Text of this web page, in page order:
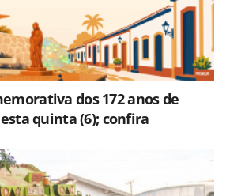
dos 172 anos de
quinta (6); confira